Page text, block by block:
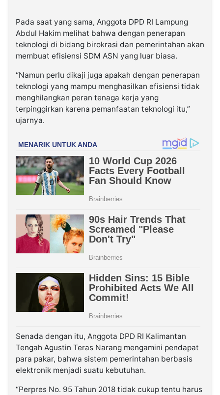
Pada saat yang sama, Anggota DPD RI Lampung
Abdul Hakim melihat bahwa dengan penerapan
teknologi di bidang birokrasi dan pemerintahan akan
membuat efisiensi SDM ASN yang luar biasa.
“Namun perlu dikaji juga apakah dengan penerapan
teknologi yang mampu menghasilkan efisiensi tidak
menghilangkan peran tenaga kerja yang
terpinggirkan karena pemanfaatan teknologi itu,”
ujarnya.
Senada dengan itu, Anggota DPD RI Kalimantan
Tengah Agustin Teras Narang mengamini pendapat
para pakar, bahwa sistem pemerintahan berbasis
elektronik menjadi suatu kebutuhan.
“Perpres No. 95 Tahun 2018 tidak cukup tentu harus